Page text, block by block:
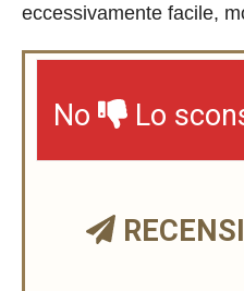
eccessivamente facile,
No Lo